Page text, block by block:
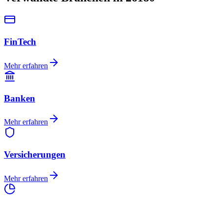
FinTech
Mehr erfahren
Banken
Mehr erfahren
Versicherungen
Mehr erfahren